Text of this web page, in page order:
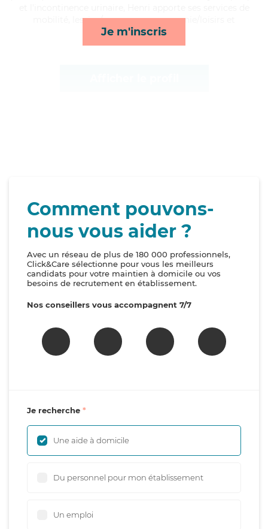
Je m'inscris
mobilité, lessive/repassage, compagnie/loisirs et
transports*
Comment pouvons-
nous vous aider ?
Avec un réseau de plus de 180 000 professionnels,
Click&Care sélectionne pour vous les meilleurs
candidats pour votre maintien à domicile ou vos
besoins de recrutement en établissement.
Nos conseillers vous accompagnent 7/7
Je recherche
Une aide à domicile
Du personnel pour mon établissement
Un emploi